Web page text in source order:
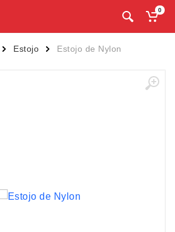
0
Estojo Estojo de Nylon